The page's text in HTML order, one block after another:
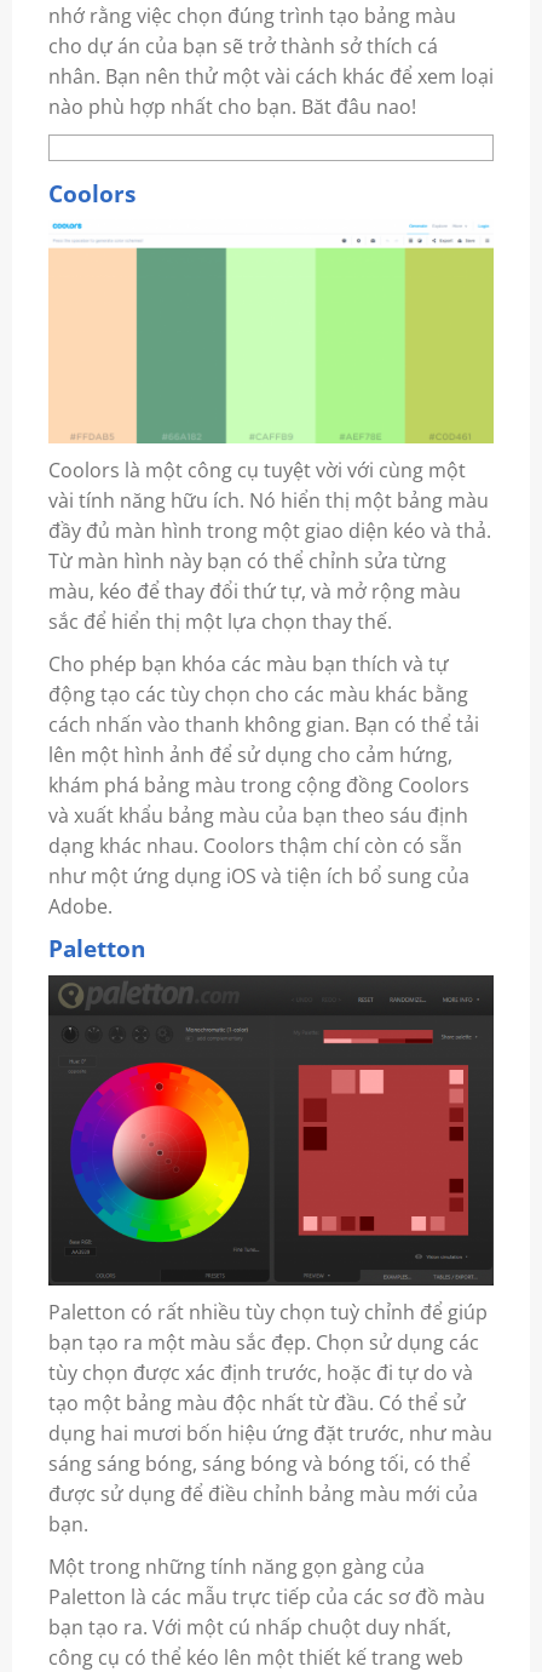
nhớ rằng việc chọn đúng trình tạo bảng màu
cho dự án của bạn sẽ trở thành sở thích cá
nhân. Bạn nên thử một vài cách khác để xem loại
nào phù hợp nhất cho bạn. Băt đâu nao!
Coolors
Coolors là một công cụ tuyệt vời với cùng một
vài tính năng hữu ích. Nó hiển thị một bảng màu
đầy đủ màn hình trong một giao diện kéo và thả.
Từ màn hình này bạn có thể chỉnh sửa từng
màu, kéo để thay đổi thứ tự, và mở rộng màu
sắc để hiển thị một lựa chọn thay thế.
Cho phép bạn khóa các màu bạn thích và tự
động tạo các tùy chọn cho các màu khác bằng
cách nhấn vào thanh không gian. Bạn có thể tải
lên một hình ảnh để sử dụng cho cảm hứng,
khám phá bảng màu trong cộng đồng Coolors
và xuất khẩu bảng màu của bạn theo sáu định
dạng khác nhau. Coolors thậm chí còn có sẵn
như một ứng dụng iOS và tiện ích bổ sung của
Adobe.
Paletton
Paletton có rất nhiều tùy chọn tuỳ chỉnh để giúp
bạn tạo ra một màu sắc đẹp. Chọn sử dụng các
tùy chọn được xác định trước, hoặc đi tự do và
tạo một bảng màu độc nhất từ ​​đầu. Có thể sử
dụng hai mươi bốn hiệu ứng đặt trước, như màu
sáng sáng bóng, sáng bóng và bóng tối, có thể
được sử dụng để điều chỉnh bảng màu mới của
bạn.
Một trong những tính năng gọn gàng của
Paletton là các mẫu trực tiếp của các sơ đồ màu
bạn tạo ra. Với một cú nhấp chuột duy nhất,
công cụ có thể kéo lên một thiết kế trang web